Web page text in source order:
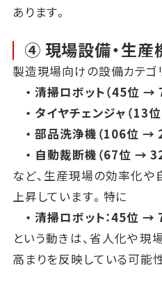
あります。
④ 現場設備・生産
製造現場向けの設備カテゴ
・ 清掃ロボット（45位 →
・ タイヤチェンジャ（13
・ 部品洗浄機（106位 →
・ 自動裁断機（67位 → 32
など、生産現場の効率化や
上昇しています。特に
・ 清掃ロボット：45位 →
という動きは、省人化や
高まりを反映している可能